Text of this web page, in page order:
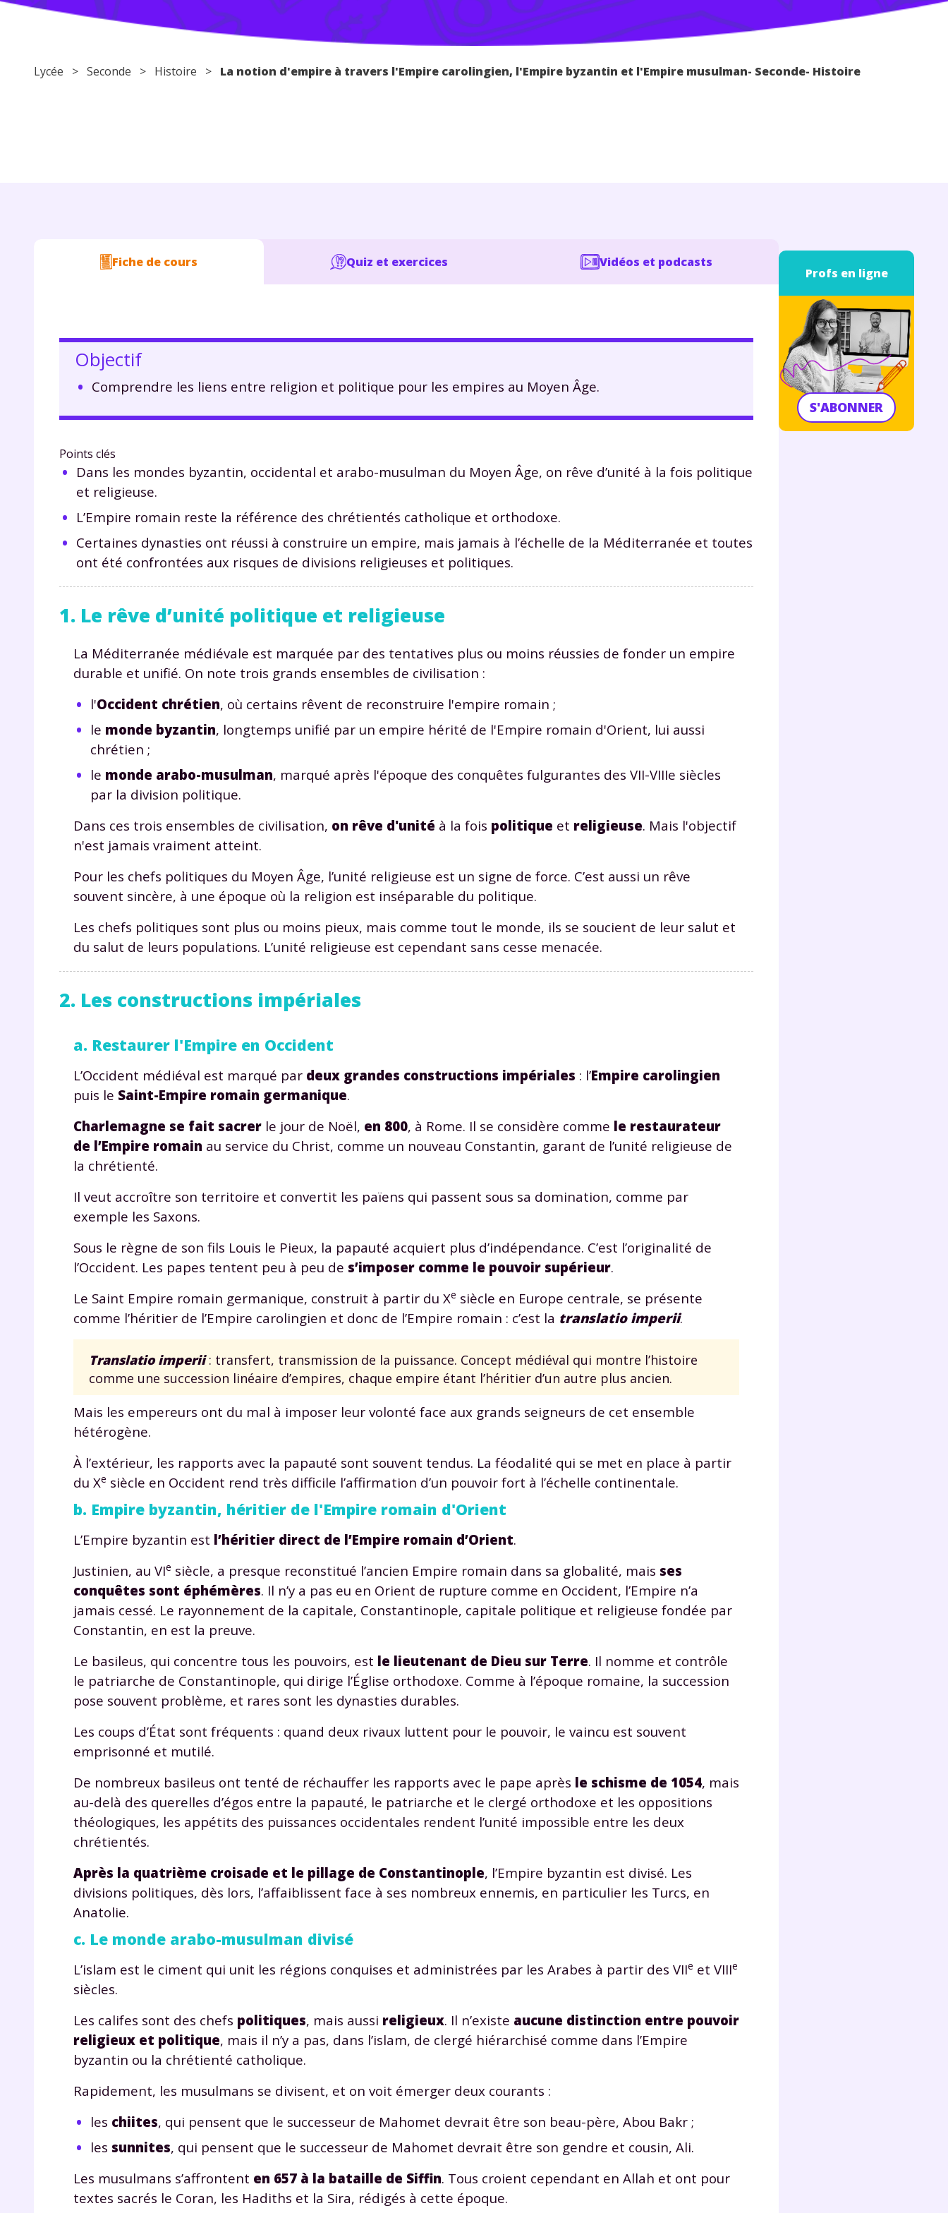
Lycée > Seconde > Histoire > La notion d'empire à travers l'Empire carolingien, l'Empire byzantin et l'Empire musulman- Seconde- Histoire
Fiche de cours Quiz et exercices Vidéos et podcasts
Objectif
Comprendre les liens entre religion et politique pour les empires au Moyen Âge.
Points clés
Dans les mondes byzantin, occidental et arabo-musulman du Moyen Âge, on rêve d’unité à la fois politique
et religieuse.
L’Empire romain reste la référence des chrétientés catholique et orthodoxe.
Certaines dynasties ont réussi à construire un empire, mais jamais à l’échelle de la Méditerranée et toutes
ont été confrontées aux risques de divisions religieuses et politiques.
1. Le rêve d’unité politique et religieuse
La Méditerranée médiévale est marquée par des tentatives plus ou moins réussies de fonder un empire
durable et unifié. On note trois grands ensembles de civilisation :
l'Occident chrétien, où certains rêvent de reconstruire l'empire romain ;
le monde byzantin, longtemps unifié par un empire hérité de l'Empire romain d'Orient, lui aussi
chrétien ;
le monde arabo-musulman, marqué après l'époque des conquêtes fulgurantes des VII-VIIIe siècles
par la division politique.
Dans ces trois ensembles de civilisation, on rêve d'unité à la fois politique et religieuse. Mais l'objectif
n'est jamais vraiment atteint.
Pour les chefs politiques du Moyen Âge, l’unité religieuse est un signe de force. C’est aussi un rêve
souvent sincère, à une époque où la religion est inséparable du politique.
Les chefs politiques sont plus ou moins pieux, mais comme tout le monde, ils se soucient de leur salut et
du salut de leurs populations. L’unité religieuse est cependant sans cesse menacée.
2. Les constructions impériales
a. Restaurer l'Empire en Occident
L’Occident médiéval est marqué par deux grandes constructions impériales : l’Empire carolingien
puis le Saint-Empire romain germanique.
Charlemagne se fait sacrer le jour de Noël, en 800, à Rome. Il se considère comme le restaurateur
de l’Empire romain au service du Christ, comme un nouveau Constantin, garant de l’unité religieuse de
la chrétienté.
Il veut accroître son territoire et convertit les païens qui passent sous sa domination, comme par
exemple les Saxons.
Sous le règne de son fils Louis le Pieux, la papauté acquiert plus d’indépendance. C’est l’originalité de
l’Occident. Les papes tentent peu à peu de s’imposer comme le pouvoir supérieur.
Le Saint Empire romain germanique, construit à partir du Xe siècle en Europe centrale, se présente
comme l’héritier de l’Empire carolingien et donc de l’Empire romain : c’est la translatio imperii.
Translatio imperii: transfert, transmission de la puissance. Concept médiéval qui montre l’histoire
comme une succession linéaire d’empires, chaque empire étant l’héritier d’un autre plus ancien.
Mais les empereurs ont du mal à imposer leur volonté face aux grands seigneurs de cet ensemble
hétérogène.
À l’extérieur, les rapports avec la papauté sont souvent tendus. La féodalité qui se met en place à partir
du Xe siècle en Occident rend très difficile l’affirmation d’un pouvoir fort à l’échelle continentale.
b. Empire byzantin, héritier de l'Empire romain d'Orient
L’Empire byzantin est l’héritier direct de l’Empire romain d’Orient.
Justinien, au VIe siècle, a presque reconstitué l’ancien Empire romain dans sa globalité, mais ses
conquêtes sont éphémères. Il n’y a pas eu en Orient de rupture comme en Occident, l’Empire n’a
jamais cessé. Le rayonnement de la capitale, Constantinople, capitale politique et religieuse fondée par
Constantin, en est la preuve.
Le basileus, qui concentre tous les pouvoirs, est le lieutenant de Dieu sur Terre. Il nomme et contrôle
le patriarche de Constantinople, qui dirige l’Église orthodoxe. Comme à l’époque romaine, la succession
pose souvent problème, et rares sont les dynasties durables.
Les coups d’État sont fréquents : quand deux rivaux luttent pour le pouvoir, le vaincu est souvent
emprisonné et mutilé.
De nombreux basileus ont tenté de réchauffer les rapports avec le pape après le schisme de 1054, mais
au-delà des querelles d’égos entre la papauté, le patriarche et le clergé orthodoxe et les oppositions
théologiques, les appétits des puissances occidentales rendent l’unité impossible entre les deux
chrétientés.
Après la quatrième croisade et le pillage de Constantinople, l’Empire byzantin est divisé. Les
divisions politiques, dès lors, l’affaiblissent face à ses nombreux ennemis, en particulier les Turcs, en
Anatolie.
c. Le monde arabo-musulman divisé
L’islam est le ciment qui unit les régions conquises et administrées par les Arabes à partir des VIIe et VIIIe
siècles.
Les califes sont des chefs politiques, mais aussi religieux. Il n’existe aucune distinction entre pouvoir
religieux et politique, mais il n’y a pas, dans l’islam, de clergé hiérarchisé comme dans l’Empire
byzantin ou la chrétienté catholique.
Rapidement, les musulmans se divisent, et on voit émerger deux courants :
les chiites, qui pensent que le successeur de Mahomet devrait être son beau-père, Abou Bakr ;
les sunnites, qui pensent que le successeur de Mahomet devrait être son gendre et cousin, Ali.
Les musulmans s’affrontent en 657 à la bataille de Siffin. Tous croient cependant en Allah et ont pour
textes sacrés le Coran, les Hadiths et la Sira, rédigés à cette époque.
Profs en ligne
S'ABONNER
réussir votre année scolaire ?
notre plateforme de soutien scolaire !
exercices corrigés,
podcasts de révisions
parents pour suivre les
progrès
du CP à la Terminale
Des profs expérimentés
par tchat, audio ou vidéo
TESTER GRATUITEMENT
* Votre code d'accès sera envoyé à cette adresse e-mail. En renseignant votre e-mail, vous
vos droits, vous pouvez consulter notre charte
J’accepte de recevoir les actualités et des communications de la
part de myMaxicours.
Votre adresse e-mail sera exclusivement utilisée pour vous envoyer notre
désinscription présent dans chaque newsletter. Pour en savoir plus sur la gestion
de vos données personnelles et pour exercer vos droits, vous pouvez consulter
notre charte